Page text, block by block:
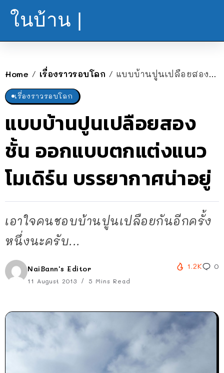
ในบ้าน |
Home / เรื่องราวรอบโลก / แบบบ้านปูนเปลือยสองชั้น ออกแบบตกแต่งแนวโมเดิร์น บรรยากาศน่าอยู่
เรื่องราวรอบโลก
แบบบ้านปูนเปลือยสอง
ชั้น ออกแบบตกแต่งแนว
โมเดิร์น บรรยากาศน่าอยู่
เอาใจคนชอบบ้านปูนเปลือยกันอีกครั้ง
หนึ่งนะครับ...
NaiBann's Editor
11 August 2013 5 Mins Read
1.2K 0